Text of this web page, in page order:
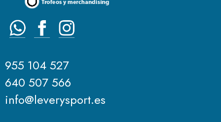
955 104 527
640 507 566
info@leverysport.es